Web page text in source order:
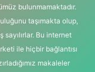
bulunmamaktadır.
taşımakta olup,
Bu internet
ile hiçbir bağlantısı
makaleler